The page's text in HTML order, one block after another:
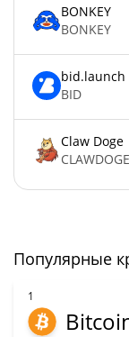
BONKEY
BONKEY
bid.launch
BID
Claw Doge
CLAWDOGE
Популярные
1